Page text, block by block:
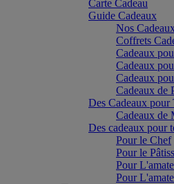
Carte Cadeau
Guide Cadeaux
Nos
Coffrets
Cadeaux
Cadeaux
Cadeaux
Cadeaux de
Des Cadeaux pour
Cadeaux de
Des cadeaux pour
Pour le Chef
Pour le
Pour
Pour